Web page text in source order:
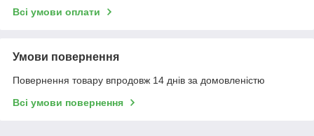
Всі умови оплати
Умови повернення
Повернення товару впродовж 14 днів за домовленістю
Всі умови повернення